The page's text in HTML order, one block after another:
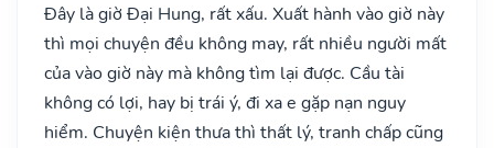
Đây là giờ Đại Hung, rất xấu. Xuất hành vào giờ này
thì mọi chuyện đều không may, rất nhiều người mất
của vào giờ này mà không tìm lại được. Cầu tài
không có lợi, hay bị trái ý, đi xa e gặp nạn nguy
hiểm. Chuyện kiện thưa thì thất lý, tranh chấp cũng